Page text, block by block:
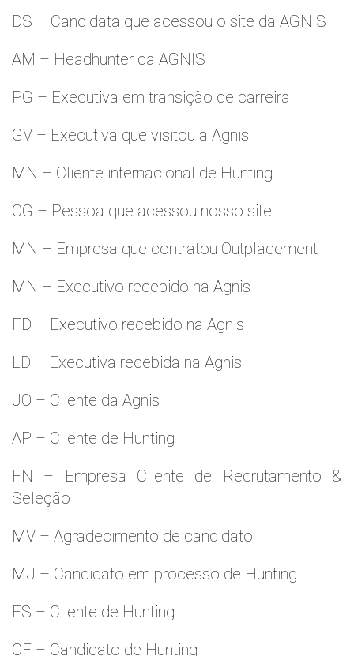
DS – Candidata que acessou o site da AGNIS
AM – Headhunter da AGNIS
PG – Executiva em transição de carreira
GV – Executiva que visitou a Agnis
MN – Cliente internacional de Hunting
CG – Pessoa que acessou nosso site
MN – Empresa que contratou Outplacement
MN – Executivo recebido na Agnis
FD – Executivo recebido na Agnis
LD – Executiva recebida na Agnis
JO – Cliente da Agnis
AP – Cliente de Hunting
FN – Empresa Cliente de Recrutamento &
Seleção
MV – Agradecimento de candidato
MJ – Candidato em processo de Hunting
ES – Cliente de Hunting
CF – Candidato de Hunting